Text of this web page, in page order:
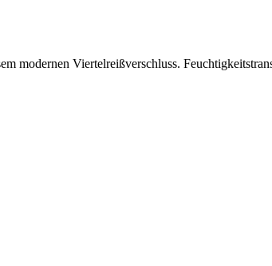
modernen Viertelreißverschluss.